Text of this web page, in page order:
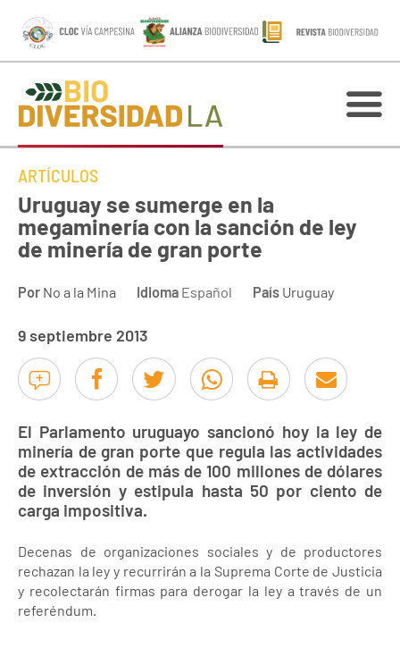
ARTÍCULOS
Uruguay se sumerge en la
megaminería con la sanción de ley
de minería de gran porte
Por No a la Mina Idioma Español País Uruguay
9 septiembre 2013
El Parlamento uruguayo sancionó hoy la ley de
minería de gran porte que regula las actividades
de extracción de más de 100 millones de dólares
de inversión y estipula hasta 50 por ciento de
carga impositiva.
Decenas de organizaciones sociales y de productores
rechazan la ley y recurrirán a la Suprema Corte de Justicia
y recolectarán firmas para derogar la ley a través de un
referéndum.